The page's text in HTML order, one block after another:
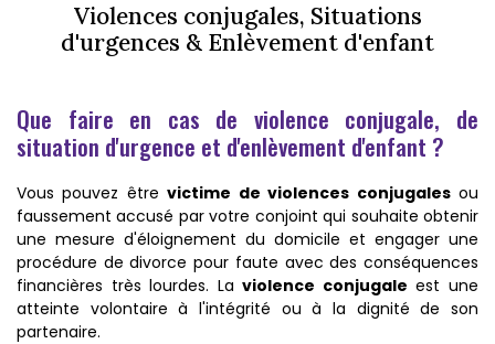
Violences conjugales, Situations
d'urgences & Enlèvement d'enfant
Que faire en cas de violence conjugale, de
situation d'urgence et d'enlèvement d'enfant ?
Vous pouvez êtrevictime de violences conjugalesou
faussement accusé par votre conjoint qui souhaite obtenir
une mesure d'éloignement du domicile et engager une
procédure de divorce pour faute avec des conséquences
financières très lourdes. Laviolence conjugale est une
atteinte volontaire à l'intégrité ou à la dignité de son
partenaire.